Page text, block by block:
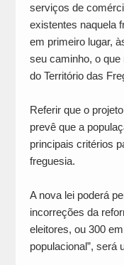
serviços de
existentes naquela
em primeiro lugar,
seu caminho, o
do Território das
Referir que o
prevê que a
principais critérios
freguesia.
A nova lei poderá
incorreções da
eleitores, ou 300
populacional”, será